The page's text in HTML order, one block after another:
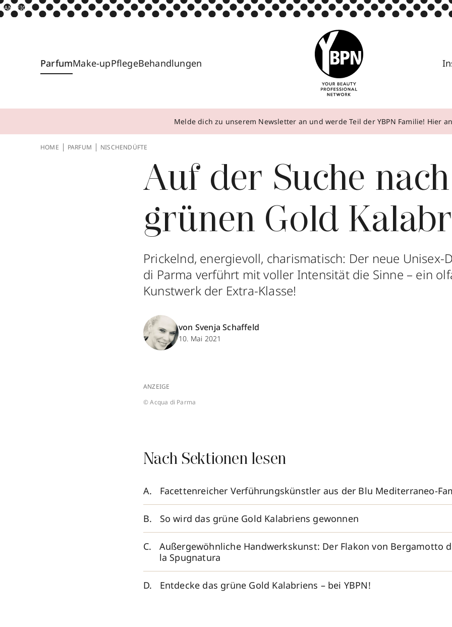
ANZEIGE
ParfumMake-upPflegeBehandlungen
Melde dich zu unserem Newsletter an und werde Teil der YBPN Familie! Hier
HOME PARFUM NISCHENDÜFTE
Auf der Suche
grünen Gold
Prickelnd, energievoll, charismatisch: Der neue Unisex-
di Parma verführt mit voller Intensität die Sinne – ein
Kunstwerk der Extra-Klasse!
von Svenja Schaffeld
10. Mai 2021
ANZEIGE
© Acqua di Parma
Nach Sektionen lesen
Facettenreicher Verführungskünstler aus der Blu Mediterraneo-
So wird das grüne Gold Kalabriens gewonnen
Außergewöhnliche Handwerkskunst: Der Flakon von Bergamotto
la Spugnatura
Entdecke das grüne Gold Kalabriens – bei YBPN!